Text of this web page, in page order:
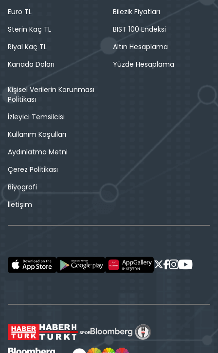
Euro TL
Sterin Kaç TL
Riyal Kaç TL
Kanada Doları
Bilezik Fiyatları
BIST 100 Endeksi
Altın Hesaplama
Yüzde Hesaplama
Kişisel Verilerin Korunması
Politikası
İzleyici Temsilcisi
Kullanım Koşulları
Aydınlatma Metni
Çerez Politikası
Biyografi
İletişim